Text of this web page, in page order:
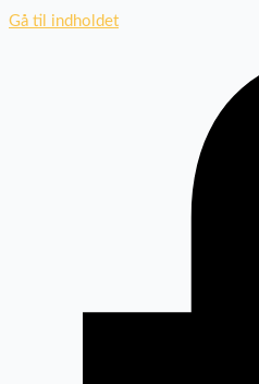
Gå til indholdet